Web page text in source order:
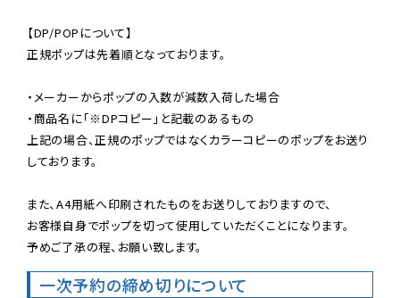
【DP/POPについて】
正規ポップは先着順となっております。
・メーカーからポップの入数が減数入荷した場合
・商品名に「※DPコピー」と記載のあるもの
上記の場合、正規のポップではなくカラーコピーのポップをお送り
しております。
また、A4用紙へ印刷されたものをお送りしておりますので、
お客様自身でポップを切って使用していただくことになります。
予めご了承の程、お願い致します。
一次予約の締め切りについて